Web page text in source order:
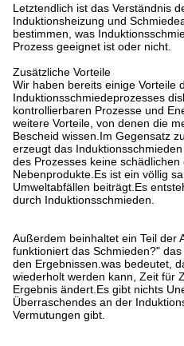
Letztendlich ist das Verständnis
Induktionsheizung und
bestimmen, was
Prozess geeignet ist oder nicht.
Zusätzliche Vorteile
Wir haben bereits einige Vorteile
Induktionsschmiedeprozesses
kontrollierbaren Prozesse und
weitere Vorteile, von denen die
Bescheid wissen.Im Gegensatz
erzeugt das
des Prozesses keine schädlichen
Nebenprodukte.Es ist ein völlig
Umweltabfällen beiträgt.Es
durch Induktionsschmieden.
Außerdem beinhaltet ein Teil der
funktioniert das Schmieden?"
den Ergebnissen.was bedeutet,
wiederholt werden kann, Zeit für
Ergebnis ändert.Es gibt nichts
Überraschendes an der
Vermutungen gibt.